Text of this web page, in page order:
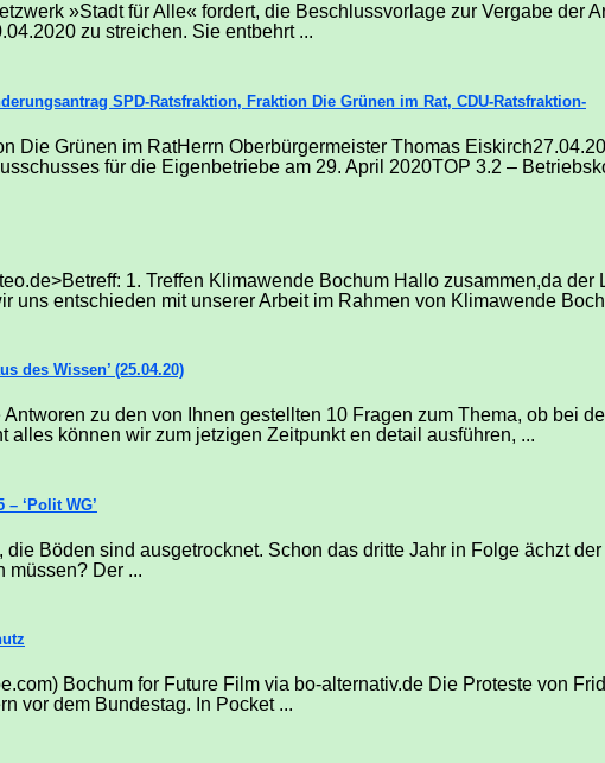
»Stadt für Alle« fordert, die Beschlussvorlage zur Vergabe der
zu streichen. Sie entbehrt ...
SPD-Ratsfraktion, Fraktion Die Grünen im Rat, CDU-Ratsfraktion-
Die Grünen im RatHerrn Oberbürgermeister Thomas
für die Eigenbetriebe am 29. April 2020TOP 3.2 –
1. Treffen Klimawende Bochum Hallo zusammen,da
uns entschieden mit unserer Arbeit im Rahmen von Klimawende
des Wissen’ (25.04.20)
zu den von Ihnen gestellten 10 Fragen zum Thema, ob bei
können wir zum jetzigen Zeitpunkt en detail ausführen, ...
‘Polit WG’
Böden sind ausgetrocknet. Schon das dritte Jahr in Folge ächzt
müssen? Der ...
Bochum for Future Film via bo-alternativ.de Die Proteste von
vor dem Bundestag. In Pocket ...